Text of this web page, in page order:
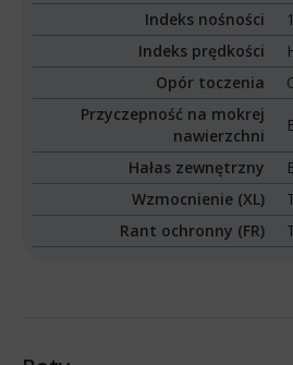
Indeks nośności
Indeks prędkości
Opór toczenia
Przyczepność na mokrej
nawierzchni
Hałas zewnętrzny
Wzmocnienie (XL)
Rant ochronny (FR)